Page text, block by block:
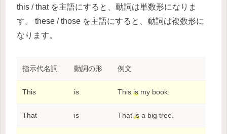
this / that を主語にすると、動詞は単数形になりま
す。 these / those を主語にすると、動詞は複数形に
なります。
指示代名詞 動詞の形 例文
This is This is my book.
That is That is a big tree.